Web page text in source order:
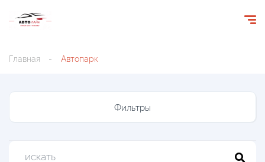
Главная Автопарк
Фильтры